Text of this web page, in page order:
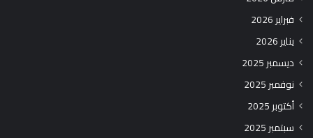
فبراير 2026
يناير 2026
ديسمبر 2025
نوفمبر 2025
أكتوبر 2025
سبتمبر 2025